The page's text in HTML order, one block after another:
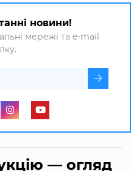
новини!
мережі та e-mail
— огляд